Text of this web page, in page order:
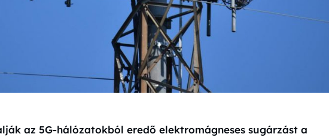
az 5G-hálózatokból eredő elektromágneses sugárzást a